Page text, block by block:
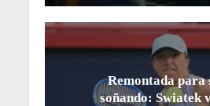
Remontada para
soñando: Swiatek